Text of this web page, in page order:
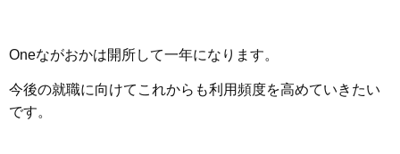
Oneながおかは開所して一年になります。
今後の就職に向けてこれからも利用頻度を高めていきたい
です。